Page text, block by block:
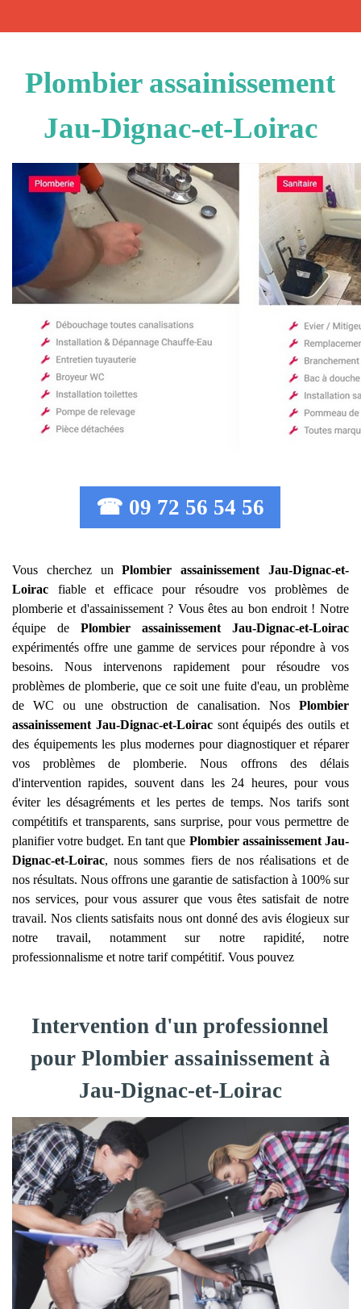
Plombier assainissement
Jau-Dignac-et-Loirac
☎ 09 72 56 54 56
Vous cherchez unPlombier assainissement
Jau-Dignac-et-
Loirac fiable et efficace pour résoudre vos problèmes de
plomberie et d'assainissement ? Vous êtes au bon endroit ! Notre
équipe de Plombier assainissement
Jau-Dignac-et-Loirac
expérimentés offre une gamme de services pour répondre à vos
besoins. Nous intervenons rapidement pour résoudre vos
problèmes de plomberie, que ce soit une fuite d'eau, un problème
de WC ou une obstruction de canalisation. Nos Plombier
assainissement Jau-Dignac-et-Loiracsont équipés des outils et
des équipements les plus modernes pour diagnostiquer et réparer
vos problèmes de plomberie. Nous offrons des délais
d'intervention rapides, souvent dans les 24 heures, pour vous
éviter les désagréments et les pertes de temps. Nos tarifs sont
compétitifs et transparents, sans surprise, pour vous permettre de
planifier votre budget. En tant que Plombier assainissement Jau-
Dignac-et-Loirac, nous sommes fiers de nos réalisations et de
nos résultats. Nous offrons une garantie de satisfaction à 100% sur
nos services, pour vous assurer que vous êtes satisfait de notre
travail. Nos clients satisfaits nous ont donné des avis élogieux sur
notre travail, notamment sur notre rapidité, notre
professionnalisme et notre tarif compétitif. Vous pouvez
Intervention d'un professionnel
pour Plombier assainissement à
Jau-Dignac-et-Loirac